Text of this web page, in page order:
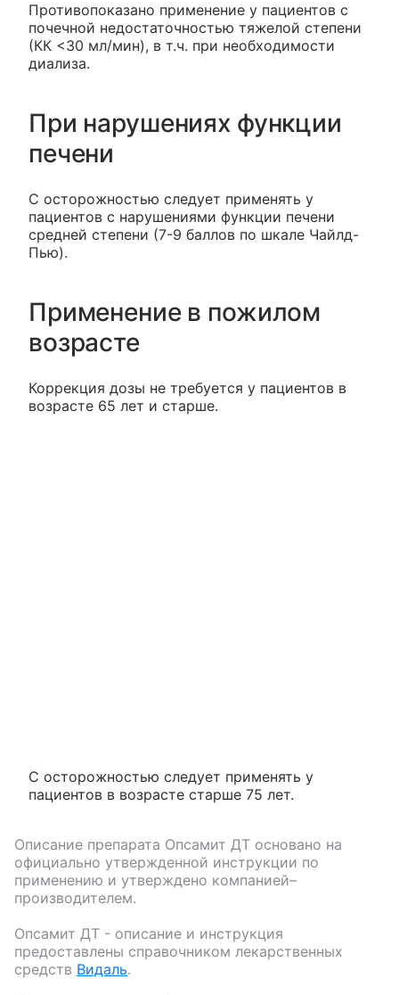
Противопоказано применение у пациентов с
почечной недостаточностью тяжелой степени
(КК <30 мл/мин), в т.ч. при необходимости
диализа.
При нарушениях функции
печени
С осторожностью следует применять у
пациентов с нарушениями функции печени
средней степени (7-9 баллов по шкале Чайлд-
Пью).
Применение в пожилом
возрасте
Коррекция дозы не требуется у пациентов в
возрасте 65 лет и старше.
С осторожностью следует применять у
пациентов в возрасте старше 75 лет.
Описание препарата Опсамит ДТ основано на
официально утвержденной инструкции по
применению и утверждено компанией–
производителем.
Опсамит ДТ - описание и инструкция
предоставлены справочником лекарственных
средств Видаль.